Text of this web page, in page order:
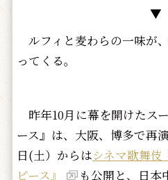
▼
ルフィと麦わらの一味が
ってくる――。
昨年10月に幕を開けたス
ース』は、大阪、博多で再
日(土）からはシネマ歌舞
ピース』
も公開と、日本